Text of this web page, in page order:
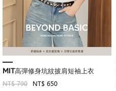
MIT高彈修身坑紋披肩短袖上衣
NT$ 790 NT$ 650